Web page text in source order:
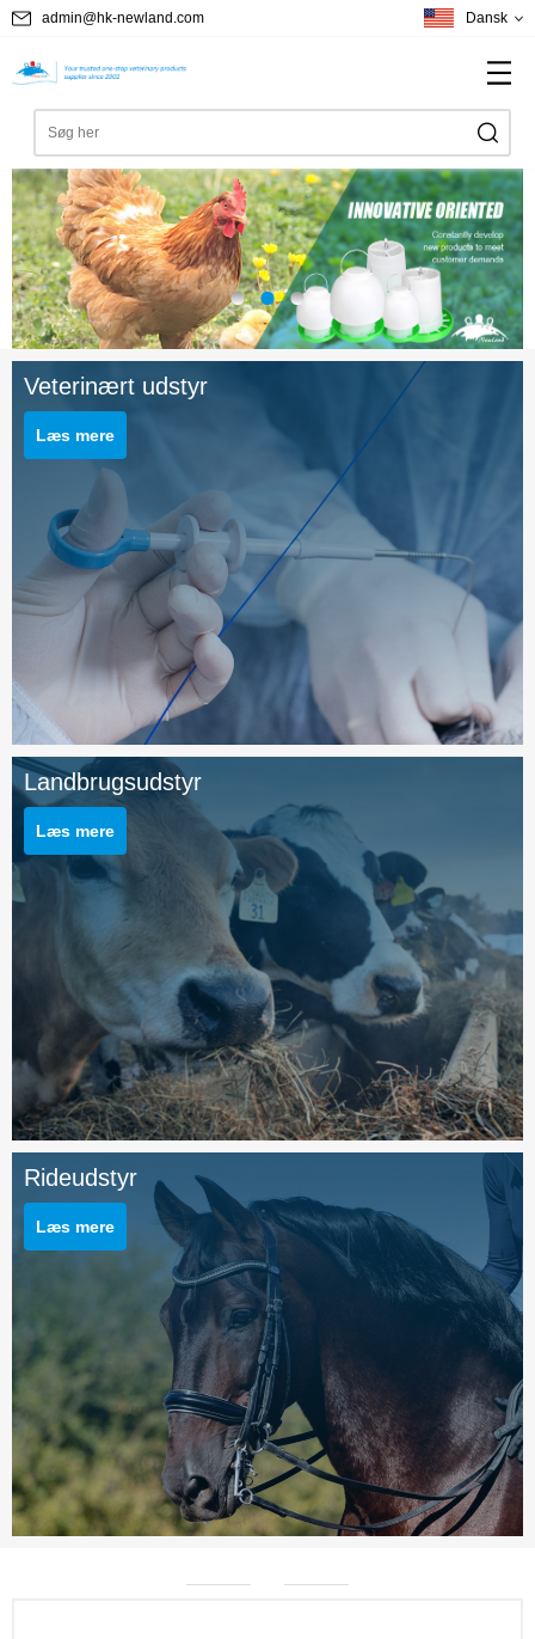
admin@hk-newland.com Dansk
Veterinært udstyr
Læs mere
Landbrugsudstyr
Læs mere
Rideudstyr
Læs mere